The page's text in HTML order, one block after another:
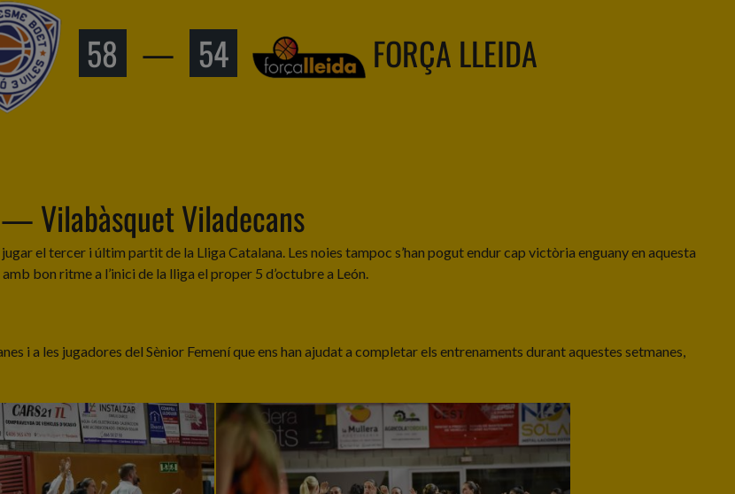
58 — 54 FORÇA LLEIDA
— Vilabàsquet Viladecans
el tercer i últim partit de la Lliga Catalana. Les noies tampoc s’han pogut endur cap victòria enguany en aquesta
bon ritme a l’inici de la lliga el proper 5 d’octubre a León.
i a les jugadores del Sènior Femení que ens han ajudat a completar els entrenaments durant aquestes setmanes,